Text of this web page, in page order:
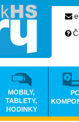
MOBILY,
TABLETY,
HODINKY
PC